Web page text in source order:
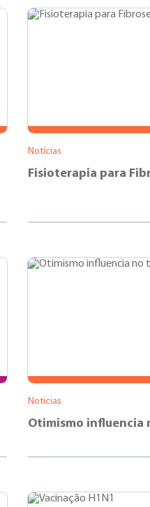
Notícias
Fisioterapia para
Notícias
Otimismo influencia